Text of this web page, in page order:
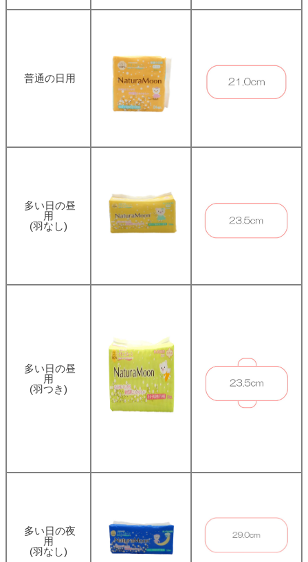
普通の日用
多い日の昼
用
(羽なし)
多い日の昼
用
(羽つき)
多い日の夜
用
(羽なし)